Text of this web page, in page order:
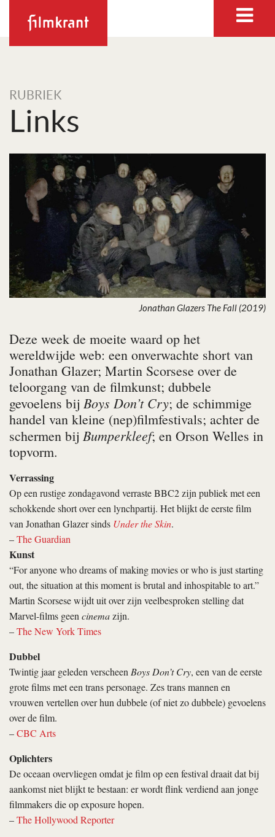
RUBRIEK
Links
Jonathan Glazers The Fall (2019)
Deze week de moeite waard op het
wereldwijde web: een onverwachte short van
Jonathan Glazer; Martin Scorsese over de
teloorgang van de filmkunst; dubbele
gevoelens bij Boys Don’t Cry; de schimmige
handel van kleine (nep)filmfestivals; achter de
schermen bij Bumperkleef; en Orson Welles in
topvorm.
Verrassing
Op een rustige zondagavond verraste BBC2 zijn publiek met een
schokkende short over een lynchpartij. Het blijkt de eerste film
van Jonathan Glazer sinds Under the Skin.
–The Guardian
Kunst
“For anyone who dreams of making movies or who is just starting
out, the situation at this moment is brutal and inhospitable to art.”
Martin Scorsese wijdt uit over zijn veelbesproken stelling dat
Marvel-films geencinemazijn.
–The New York Times
Dubbel
Twintig jaar geleden verscheenBoys Don’t Cry, een van de eerste
grote films met een trans personage. Zes trans mannen en
vrouwen vertellen over hun dubbele (of niet zo dubbele) gevoelens
over de film.
–CBC Arts
Oplichters
De oceaan overvliegen omdat je film op een festival draait dat bij
aankomst niet blijkt te bestaan: er wordt flink verdiend aan jonge
filmmakers die op exposure hopen.
–The Hollywood Reporter